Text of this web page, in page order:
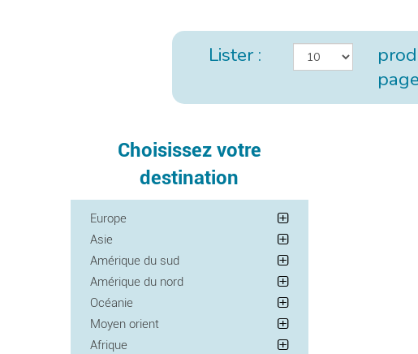
Lister :
page
Choisissez votre
destination
Europe
Asie
Amérique du sud
Amérique du nord
Océanie
Moyen orient
Afrique